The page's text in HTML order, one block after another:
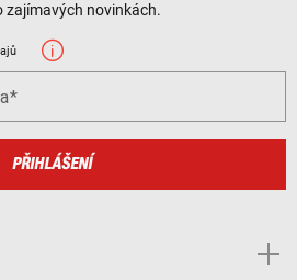
zajímavých novinkách.
PŘIHLÁŠENÍ